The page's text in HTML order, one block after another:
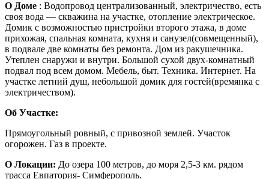
О Доме : Водопровод централизованный, электричество, есть
своя вода — скважина на участке, отопление электрическое.
Домик с возможностью пристройки второго этажа, в доме
прихожая, спальная комната, кухня и санузел(совмещенный),
в подвале две комнаты без ремонта. Дом из ракушечника.
Утеплен снаружи и внутри. Большой сухой двух-комнатный
подвал под всем домом. Мебель, быт. Техника. Интернет. На
участке летний душ, небольшой домик для гостей(времянка с
электричеством).
Об Участке:
Прямоугольный ровный, с привозной землей. Участок
огорожен. Газ в проекте.
О Локации: До озера 100 метров, до моря 2,5-3 км. рядом
трасса Евпатория- Симферополь.